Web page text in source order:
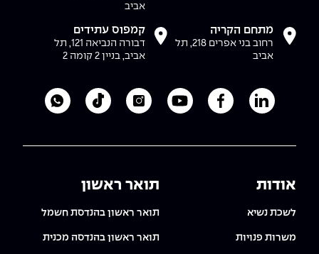
אביב
מתחם הקריה
רחוב בני אפרים 218, תל
אביב
קמפוס עתידים
דבורה הנביאה 121, תל
אביב, בניין 2 קומה 2
לעמוד הלינקדאין של מכללת אפקה
לעמוד הפייסבוק של מכללת אפקה
לעמוד היוטיוב של מכללת אפקה
לעמוד האינסטגרם של
לעמוד הטיקטוק
אודות
לשכת נשיא
משרות פנויות
תואר ראשון
תואר ראשון בהנדסת חשמל
תואר ראשון בהנדסה מכנית